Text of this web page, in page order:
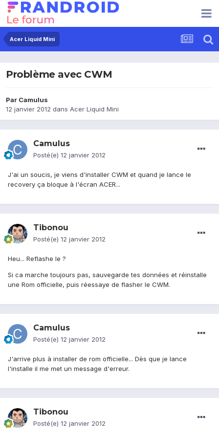
Acer Liquid Mini
Problème avec CWM
Par Camulus
12 janvier 2012 dans Acer Liquid Mini
Camulus
Posté(e) 12 janvier 2012
J'ai un soucis, je viens d'installer CWM et quand je lance le
recovery ça bloque à l'écran ACER...
Tibonou
Posté(e) 12 janvier 2012
Heu... Reflashe le ?
Si ca marche toujours pas, sauvegarde tes données et réinstalle
une Rom officielle, puis réessaye de flasher le CWM.
Camulus
Posté(e) 12 janvier 2012
J'arrive plus à installer de rom officielle... Dès que je lance
l'installe il me met un message d'erreur.
Tibonou
Posté(e) 12 janvier 2012